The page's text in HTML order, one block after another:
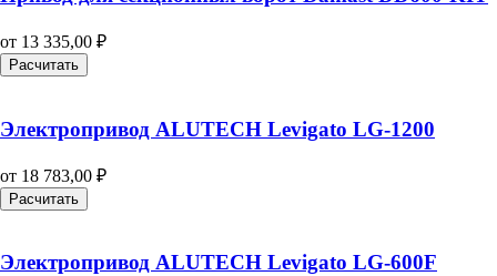
от 13 335,00 ₽
Расчитать
Электропривод ALUTECH Levigato LG-1200
от 18 783,00 ₽
Расчитать
Электропривод ALUTECH Levigato LG-600F